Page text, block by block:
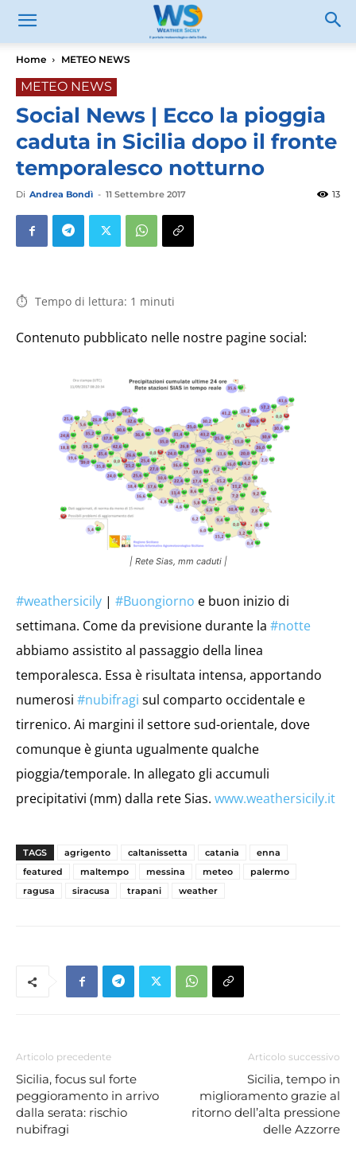
Home METEO NEWS
METEO NEWS
Social News | Ecco la pioggia
caduta in Sicilia dopo il fronte
temporalesco notturno
Di Andrea Bondì - 11 Settembre 2017 13
Tempo di lettura: 1 minuti
Contenuto pubblicato nelle nostre pagine social:
| Rete Sias, mm caduti |
#weathersicily | #Buongiorno e buon inizio di
settimana. Come da previsione durante la #notte
abbiamo assistito al passaggio della linea
temporalesca. Essa è risultata intensa, apportando
numerosi #nubifragi sul comparto occidentale e
tirrenico. Ai margini il settore sud-orientale, dove
comunque è giunta ugualmente qualche
pioggia/temporale. In allegato gli accumuli
precipitativi (mm) dalla rete Sias. www.weathersicily.it
TAGS agrigento caltanissetta catania
enna
featured
maltempo messina meteo
palermo
ragusa
siracusa trapani weather
Articolo precedente
Sicilia, focus sul forte
peggioramento in arrivo
dalla serata: rischio
nubifragi
Articolo successivo
Sicilia, tempo in
miglioramento grazie al
ritorno dell’alta pressione
delle Azzorre